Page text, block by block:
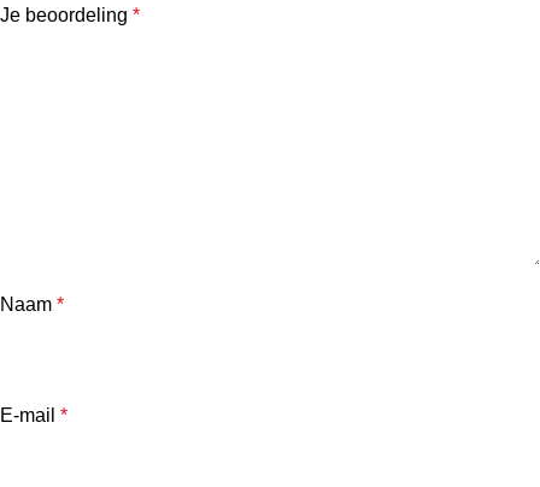
Je beoordeling *
Naam *
E-mail *